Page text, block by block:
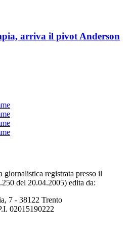
arriva il pivot Anderson
giornalistica registrata presso il
del 20.04.2005) edita da:
7 - 38122 Trento
02015190222